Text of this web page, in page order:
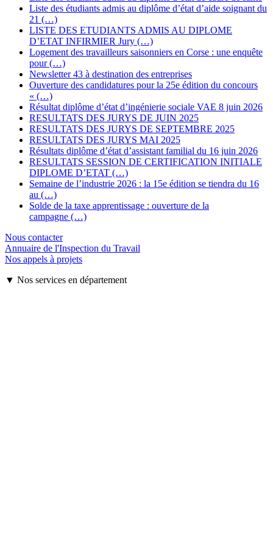
Liste des étudiants admis au diplôme d’état d’aide soignant du
21 (…)
LISTE DES ETUDIANTS ADMIS AU DIPLOME
D’ETAT INFIRMIER Jury (…)
Logement des travailleurs saisonniers en Corse : une enquête
pour (…)
Newsletter 43 à destination des entreprises
Ouverture des candidatures pour la 25e édition du concours
« (…)
Résultat diplôme d’état d’ingénierie sociale VAE 8 juin 2026
RESULTATS DES JURYS DE JUIN 2025
RESULTATS DES JURYS DE SEPTEMBRE 2025
RESULTATS DES JURYS MAI 2025
Résultats diplôme d’état d’assistant familial du 16 juin 2026
RESULTATS SESSION DE CERTIFICATION INITIALE
DIPLOME D’ETAT (…)
Semaine de l’industrie 2026 : la 15e édition se tiendra du 16
au (…)
Solde de la taxe apprentissage : ouverture de la
campagne (…)
Nous contacter
Annuaire de l'Inspection du Travail
Nos appels à projets
▼ Nos services en département